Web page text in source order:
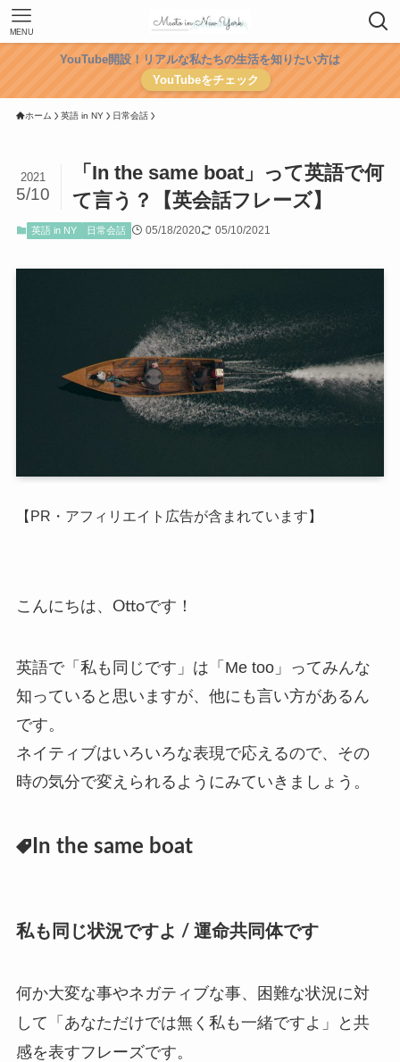
MENU
YouTube開設！リアルな私たちの生活を知りたい方は
YouTubeをチェック
ホーム 英語 in NY 日常会話
「In the same boat」って英語で何
て言う？【英会話フレーズ】
2021
5/10
英語 in NY 日常会話 05/18/2020 05/10/2021
【PR・アフィリエイト広告が含まれています】
こんにちは、 Ottoです！
英語で「私も同じです」は「 Me too」 ってみんな
知っていると思いますが、他にも言い方があるん
です。
ネイティブはいろいろな表現で応えるので、その
時の気分で変えられるようにみていきましょう。
In the same boat
私も同じ状況ですよ / 運命共同体です
何か大変な事やネガティブな事、困難な状況に対
して
「あなただけでは無く私も一緒ですよ」と共
感を表すフレーズです。